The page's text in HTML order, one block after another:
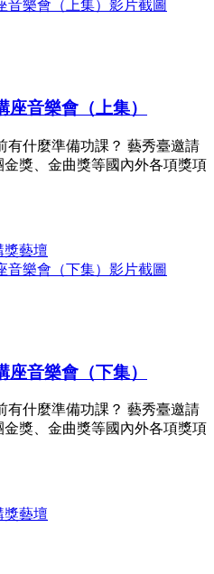
座音樂會（上集）
有什麼準備功課？ 藝秀臺邀請
獎、金曲獎等國內外各項獎項
獎藝壇
座音樂會（下集）
有什麼準備功課？ 藝秀臺邀請
獎、金曲獎等國內外各項獎項
獎藝壇